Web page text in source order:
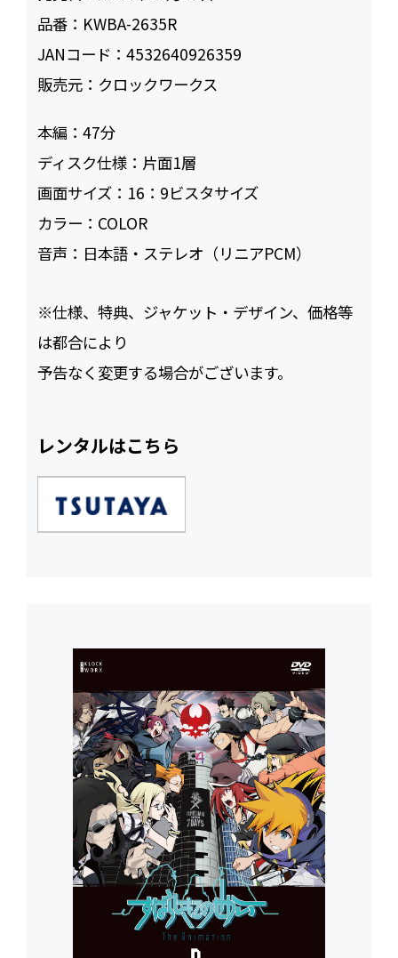
品番： KWBA-2635R
JANコード：4532640926359
販売元： クロックワークス
本編：47
ディスク仕様： 片面1層
画面サイズ： 16：9ビスタサイズ
カラー： COLOR
音声： 日本語・ステレオ（リニアPCM）
※仕様、特典、ジャケット・デザイン、価格等
は都合により
予告なく変更する場合がございます。
レンタルはこちら